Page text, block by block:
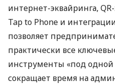
интернет-эквайринга,
Tap to Phone и
позволяет
практически все
инструменты «под
сокращает время на